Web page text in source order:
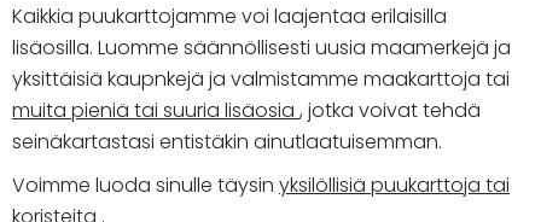
Kaikkia puukarttojamme voi laajentaa erilaisilla
lisäosilla. Luomme säännöllisesti uusia maamerkejä ja
yksittäisiä kaupnkejä ja valmistamme maakarttoja tai
muita pieniä tai suuria lisäosia , jotka voivat tehdä
seinäkartastasi entistäkin ainutlaatuisemman.
Voimme luoda sinulle täysin yksilöllisiä puukarttoja tai
koristeita .